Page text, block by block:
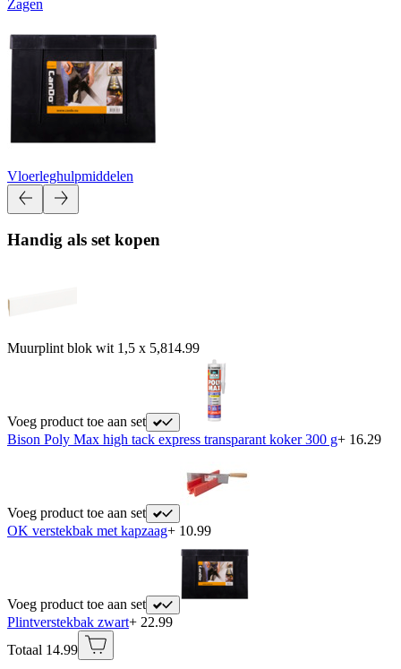
Zagen
Vloerleghulpmiddelen
Handig als set kopen
Muurplint blok wit 1,5 x 5,814.99
Voeg product toe aan set
Bison Poly Max high tack express transparant koker 300 g+ 16.29
Voeg product toe aan set
OK verstekbak met kapzaag+ 10.99
Voeg product toe aan set
Plintverstekbak zwart+ 22.99
Totaal 14.99